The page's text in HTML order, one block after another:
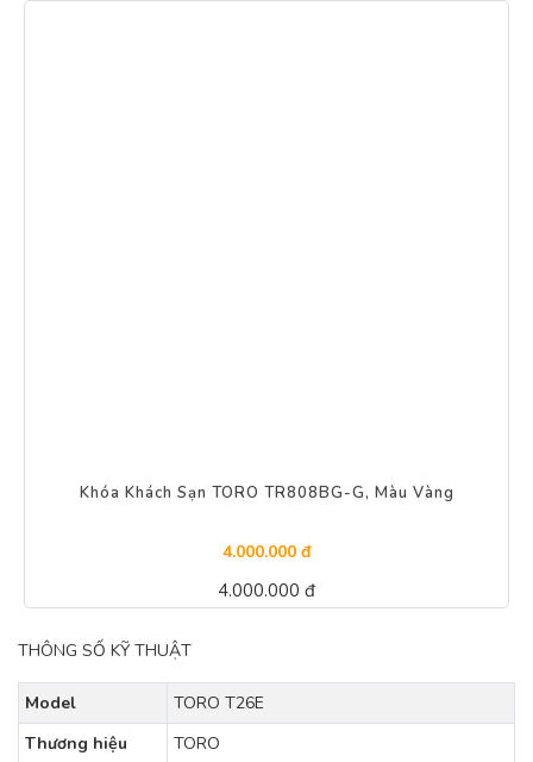
Khóa Khách Sạn TORO TR808BG-G, Màu Vàng
4.000.000 đ
4.000.000 đ
THÔNG SỐ KỸ THUẬT
Model
TORO T26E
Thương hiệu
TORO